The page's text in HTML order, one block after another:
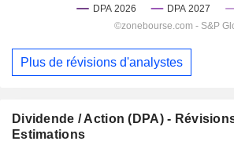
Plus de révisions d'analystes
Dividende / Action (DPA) -
Estimations